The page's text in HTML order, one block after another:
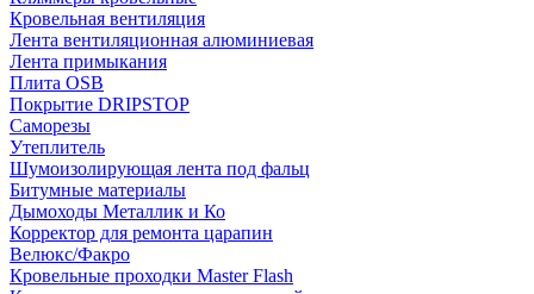
Кровельная вентиляция
Лента вентиляционная алюминиевая
Лента примыкания
Плита OSB
Покрытие DRIPSTOP
Саморезы
Утеплитель
Шумоизолирующая лента под фальц
Битумные материалы
Дымоходы Металлик и Ко
Корректор для ремонта царапин
Велюкс/Факро
Кровельные проходки Master Flash